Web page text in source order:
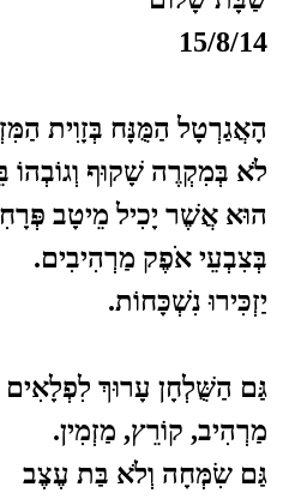
15/8/14
הָאֲגַרְטָל הַמֻּנָּח בְּזָוִית
לֹא בְּמִקְרֶה שָׁקוּף וְגוֹבְהוֹ
הוּא אֲשֶׁר יָכִיל מֵיטָב
בְּצִבְעֵי אֹפֶק מַרְהִיבִים.
יַזְכִּירוּ נִשְׁכָּחוֹת.
גַּם הַשֻּׁלְחָן עָרוּךְ לִפְלָאִים
מַרְהִיב, קוֹרֵץ, מַזְמִין.
גַּם שִׂמְּחָה וְלֹא בַּת עֶצֶב